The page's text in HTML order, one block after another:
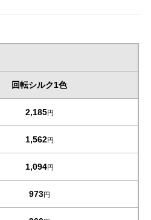
回転シルク1色
2,185円
1,562円
1,094円
973円